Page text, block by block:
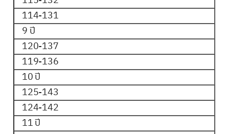
114-131
9 ปี
120-137
119-136
10 ปี
125-143
124-142
11 ปี